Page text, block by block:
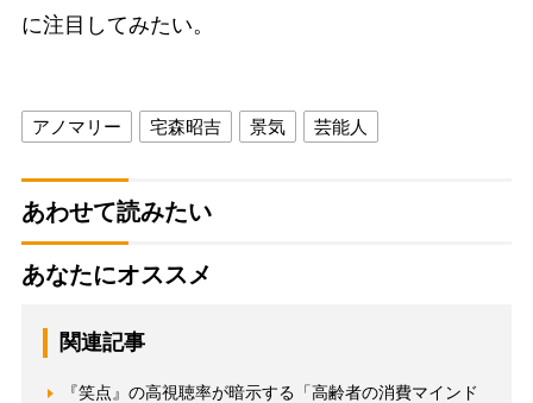
に注目してみたい。
アノマリー 宅森昭吉 景気 芸能人
あわせて読みたい
あなたにオススメ
関連記事
『笑点』の高視聴率が暗示する「高齢者の消費マインド